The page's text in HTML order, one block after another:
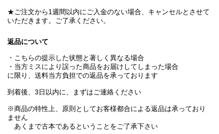
★ご注文から1週間以内にご入金のない場合、キャンセルとさせて
いただきます。ご了承ください。
返品について
・こちらの提示した状態と著しく異なる場合
・当方ミスにより誤った商品をお届けしてしまった場合
に限り、送料当方負担での返品を承っております
到着後、3日以内に、まずはご連絡ください
※商品の特性上、原則としてお客様都合による返品は承っており
ません
あくまで古本であるということをご了承下さい